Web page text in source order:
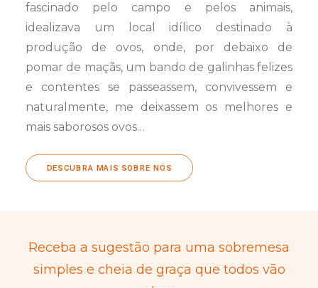
fascinado pelo campo e pelos animais,
idealizava um local idílico destinado à
produção de ovos, onde, por debaixo de
pomar de maçãs, um bando de galinhas felizes
e contentes se passeassem, convivessem e
naturalmente, me deixassem os melhores e
mais saborosos ovos…
DESCUBRA MAIS SOBRE NÓS
Receba a sugestão para uma sobremesa
simples e cheia de graça que todos vão